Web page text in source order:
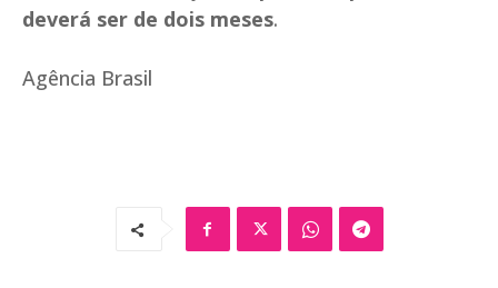
deverá ser de dois meses.
Agência Brasil